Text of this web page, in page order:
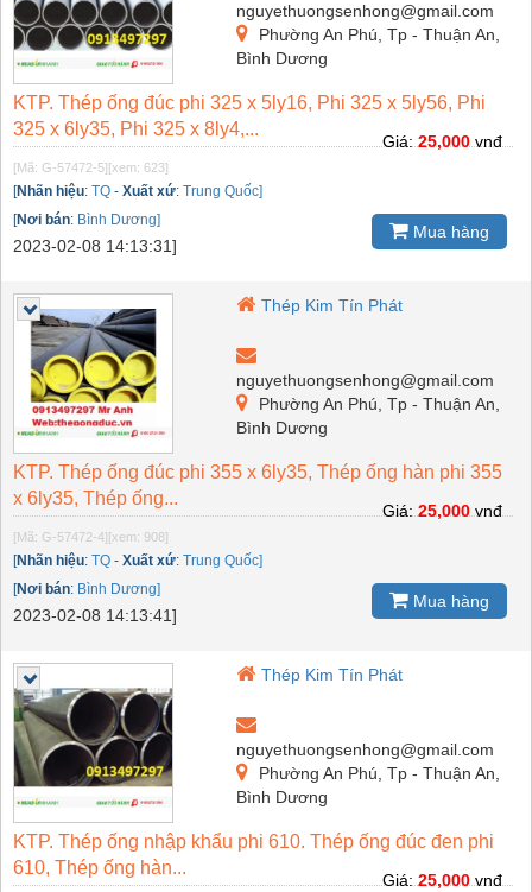
nguyethuongsenhong@gmail.com
Phường An Phú, Tp - Thuận An,
Bình Dương
KTP. Thép ống đúc phi 325 x 5ly16, Phi 325 x 5ly56, Phi
325 x 6ly35, Phi 325 x 8ly4,...
[Mã: G-57472-5] [xem: 623]
[Nhãn hiệu: TQ - Xuất xứ: Trung Quốc]
[Nơi bán: Bình Dương]
2023-02-08 14:13:31]
Giá:25,000vnđ
Mua hàng
Thép Kim Tín Phát
nguyethuongsenhong@gmail.com
Phường An Phú, Tp - Thuận An,
Bình Dương
KTP. Thép ống đúc phi 355 x 6ly35, Thép ống hàn phi 355
x 6ly35, Thép ống...
[Mã: G-57472-4] [xem: 908]
[Nhãn hiệu: TQ - Xuất xứ: Trung Quốc]
[Nơi bán: Bình Dương]
2023-02-08 14:13:41]
Giá:25,000vnđ
Mua hàng
Thép Kim Tín Phát
nguyethuongsenhong@gmail.com
Phường An Phú, Tp - Thuận An,
Bình Dương
KTP. Thép ống nhập khẩu phi 610. Thép ống đúc đen phi
610, Thép ống hàn...
Giá:25,000vnđ